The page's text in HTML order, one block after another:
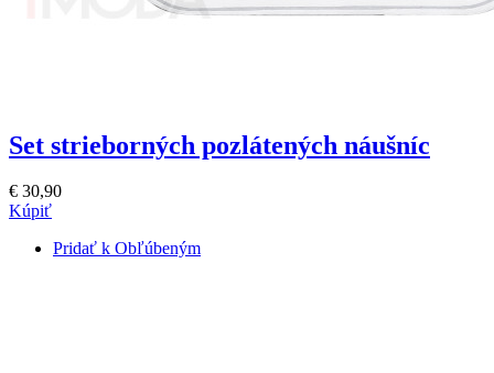
Set strieborných pozlátených náušníc
€ 30,90
Kúpiť
Pridať k Obľúbeným